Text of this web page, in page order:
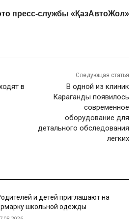
пресс-службы «ҚазАвтоЖол»
в
Следующая статья
В одной из клиник
Караганды появилось
современное
оборудование для
детального обследования
легких
и детей приглашают на
школьной одежды